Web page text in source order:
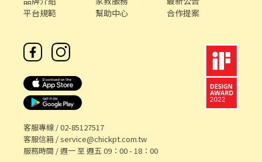
平台規範
幫助中心 合作提案
客服專線 /02-85127517
客服信箱 /service@chickpt.com.tw
服務時間 / 週一 至 週五 09：00 - 18：00